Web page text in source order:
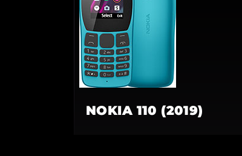
NOKIA 110 (2019)